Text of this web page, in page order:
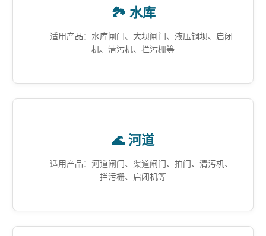
🏞️ 水库
适用产品：水库闸门、大坝闸门、液压钢坝、启闭
机、清污机、拦污栅等
🌊 河道
适用产品：河道闸门、渠道闸门、拍门、清污机、
拦污栅、启闭机等